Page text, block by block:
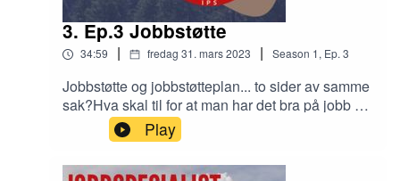
3. Ep.3 Jobbstøtte
34:59 | fredag 31. mars 2023 | Season 1, Ep. 3
Jobbstøtte og jobbstøtteplan... to sider av samme
sak?Hva skal til for at man har det bra på jobb og
står i jobben? Kanskje må vi ha et forhold til våre
egne suksessfaktorer for å stå i jobben.
Play